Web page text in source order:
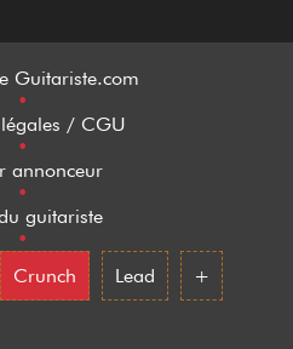
Guitariste.com
•
/ CGU
•
annonceur
•
guitariste
•
Crunch Lead +